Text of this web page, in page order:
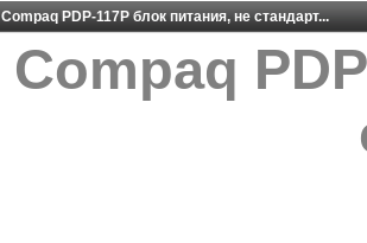
Compaq PDP-117P блок питания, не стандарт...
Compaq